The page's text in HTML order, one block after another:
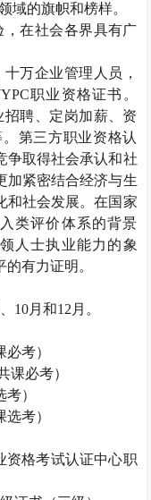
域的旗帜和榜样。
在社会各界具有广
万企业管理人员，
职业资格证书。
聘、定岗加薪、资
第三方职业资格认
争取得社会承认和社
加紧密结合经济与生
和社会发展。在国家
类评价体系的背景
人士执业能力的象
有力证明。
10月和12 月。
考）
课必考）
）
考）
资格考试认证中心职